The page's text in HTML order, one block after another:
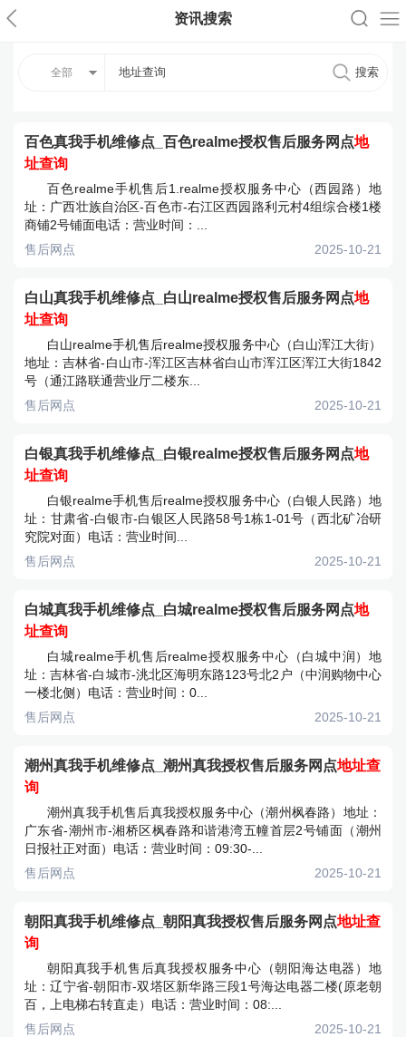
资讯搜索
全部
百色真我手机维修点_百色realme授权售后服务网点地
址查询
百色realme手机售后1.realme授权服务中心（西园路）地
址：广西壮族自治区-百色市-右江区西园路利元村4组综合楼1楼
商铺2号铺面电话：营业时间：...
售后网点
2025-10-21
白山真我手机维修点_白山realme授权售后服务网点地
址查询
白山realme手机售后realme授权服务中心（白山浑江大街）
地址：吉林省-白山市-浑江区吉林省白山市浑江区浑江大街1842
号（通江路联通营业厅二楼东...
售后网点
2025-10-21
白银真我手机维修点_白银realme授权售后服务网点地
址查询
白银realme手机售后realme授权服务中心（白银人民路）地
址：甘肃省-白银市-白银区人民路58号1栋1-01号（西北矿冶研
究院对面）电话：营业时间...
售后网点
2025-10-21
白城真我手机维修点_白城realme授权售后服务网点地
址查询
白城realme手机售后realme授权服务中心（白城中润）地
址：吉林省-白城市-洮北区海明东路123号北2户（中润购物中心
一楼北侧）电话：营业时间：0...
售后网点
2025-10-21
潮州真我手机维修点_潮州真我授权售后服务网点地址查
询
潮州真我手机售后真我授权服务中心（潮州枫春路）地址：
广东省-潮州市-湘桥区枫春路和谐港湾五幢首层2号铺面（潮州
日报社正对面）电话：营业时间：09:30-...
售后网点
2025-10-21
朝阳真我手机维修点_朝阳真我授权售后服务网点地址查
询
朝阳真我手机售后真我授权服务中心（朝阳海达电器）地
址：辽宁省-朝阳市-双塔区新华路三段1号海达电器二楼(原老朝
百，上电梯右转直走）电话：营业时间：08:...
售后网点
2025-10-21